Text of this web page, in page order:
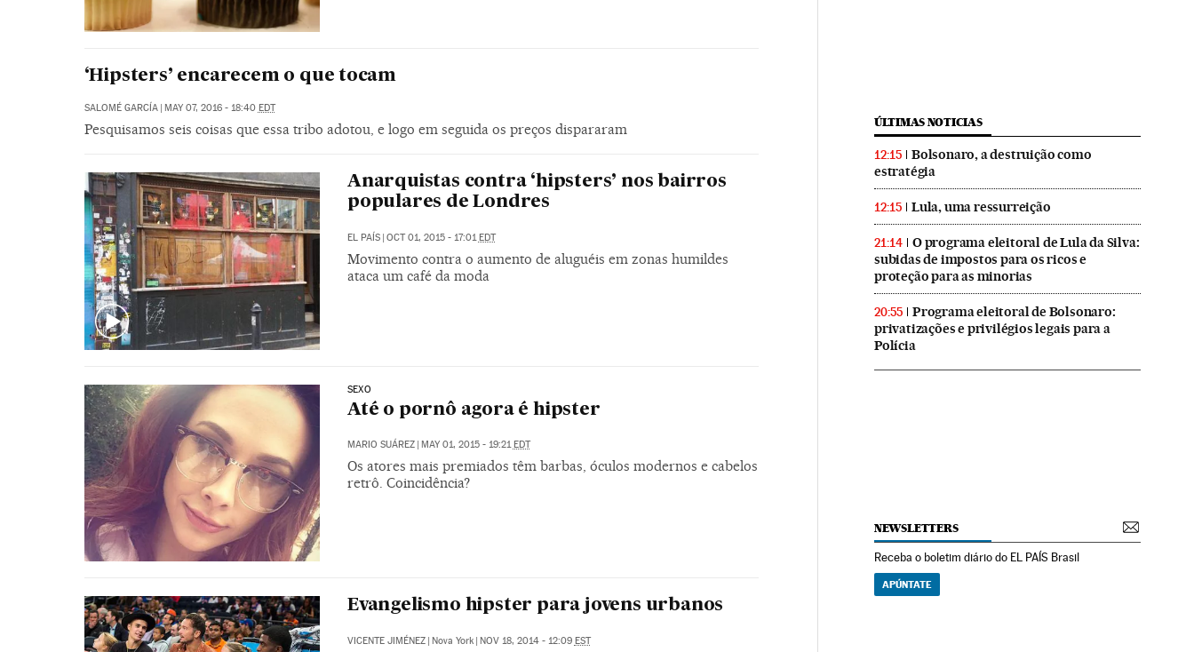
‘Hipsters’ encarecem o que tocam
SALOMÉ GARCÍA MAY 07, 2016 - 18:40 EDT
Pesquisamos seis coisas que essa tribo adotou, e logo em seguida os preços dispararam
Anarquistas contra ‘hipsters’ nos bairros
populares de Londres
EL PAÍS | OCT 01, 2015 - 17:01EDT
Movimento contra o aumento de aluguéis em zonas humildes
ataca um café da moda
SEXO
Até o pornô agora é hipster
MARIO SUÁREZ MAY 01, 2015 - 19:21 EDT
Os atores mais premiados têm barbas, óculos modernos e cabelos
retrô. Coincidência?
Evangelismo hipster para jovens urbanos
VICENTE JIMÉNEZ | Nova York | NOV 18, 2014 - 12:09 EST
ÚLTIMAS NOTICIAS
12:15
Bolsonaro, a destruição como
estratégia
12:15 Lula, uma ressurreição
21:14
O programa eleitoral de Lula da Silva:
subidas de impostos para os ricos e
proteção para as minorias
20:55
Programa eleitoral de Bolsonaro:
privatizações e privilégios legais para a
Polícia
NEWSLETTERS
Receba o boletim diário do EL PAÍS Brasil
APÚNTATE